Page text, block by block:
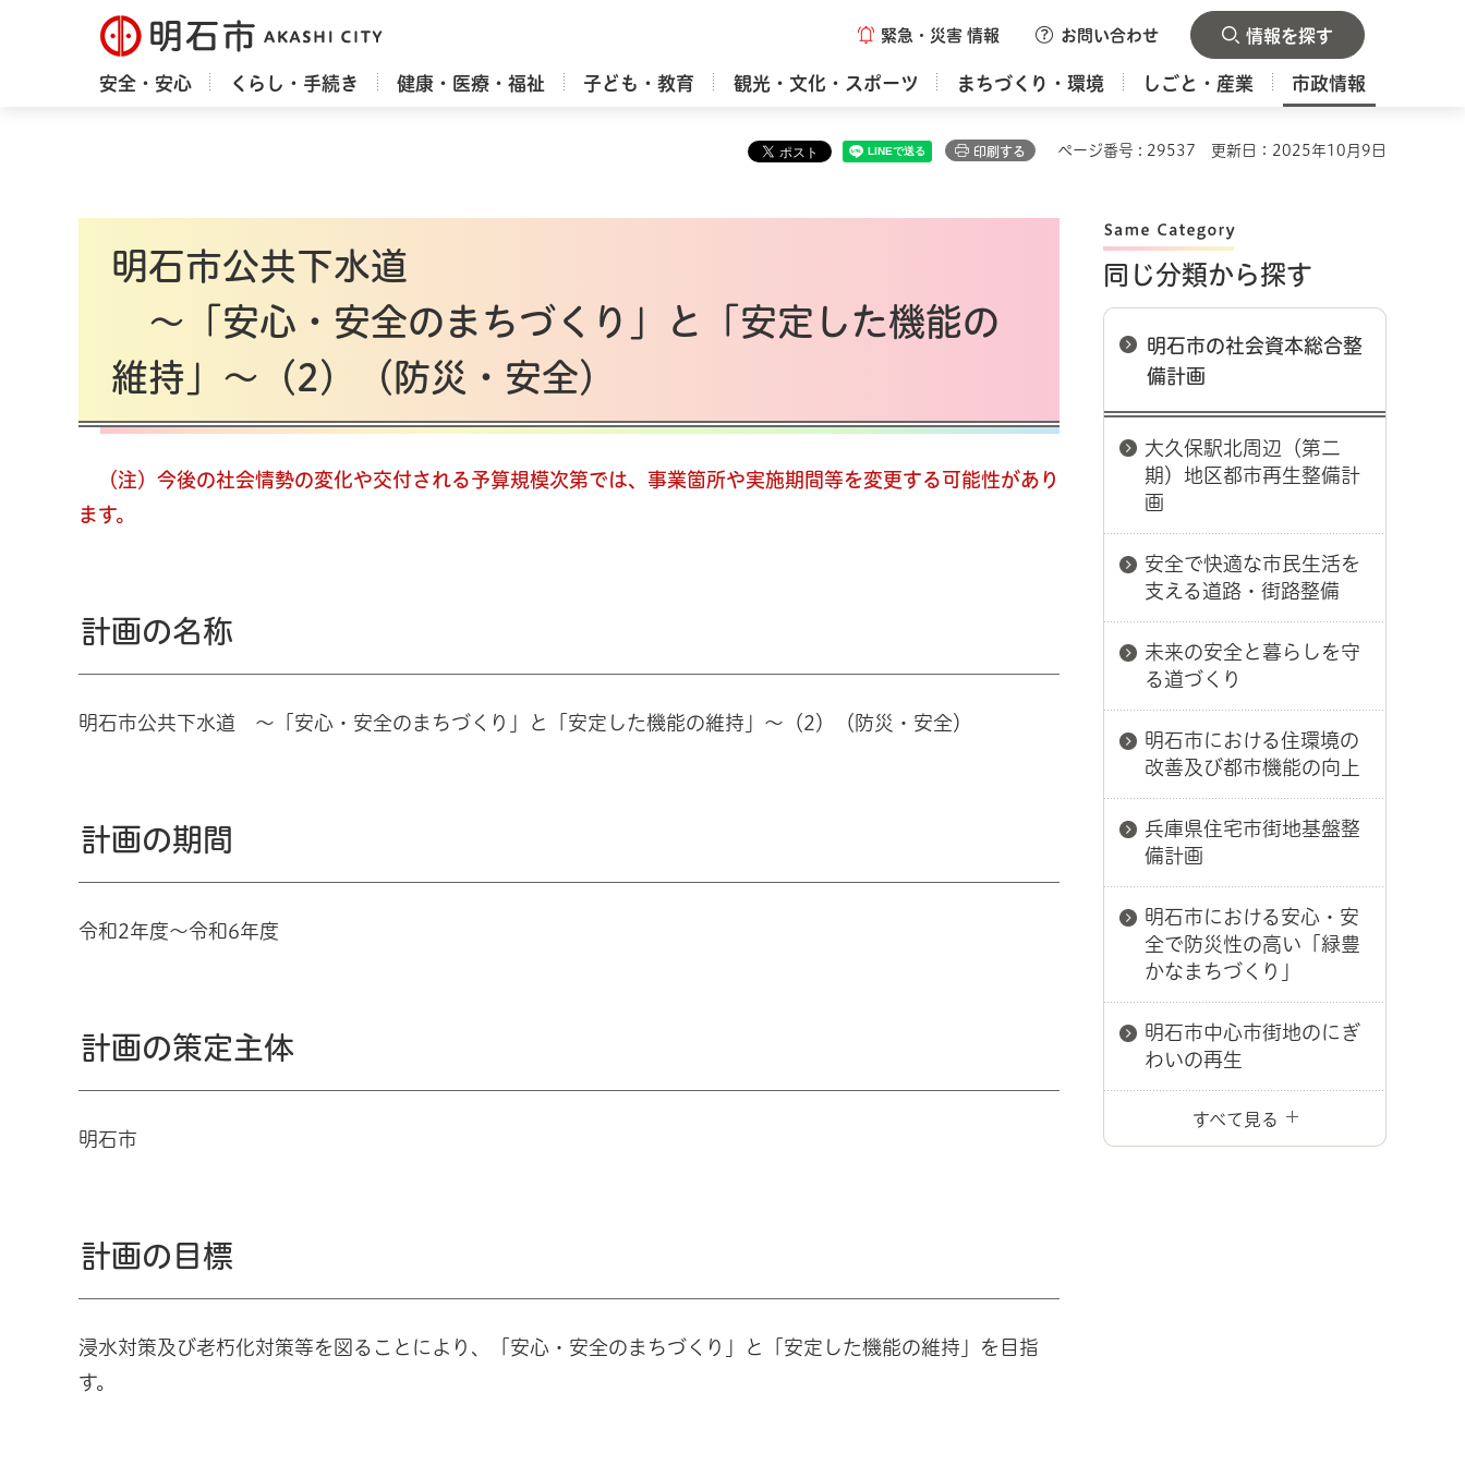
明石市 緊急・災害 情報 お問い合わせ 情報を探す
安全・安心 くらし・手続き 健康・医療・福祉 子ども・教育 観光・文化・スポーツ まちづくり・環境 しごと・産業 市政情報
印刷する ページ番号 : 29537 更新日：2025年10月9日
明石市公共下水道
～「安心・安全のまちづくり」と「安定した機能の
維持」～（2）（防災・安全）
（注）今後の社会情勢の変化や交付される予算規模次第では、事業箇所や実施期間等を変更する可能性があり
ます。
計画の名称
明石市公共下水道 ～「安心・安全のまちづくり」と「安定した機能の維持」～（2）（防災・安全）
計画の期間
令和2年度～令和6年度
計画の策定主体
明石市
計画の目標
浸水対策及び老朽化対策等を図ることにより、「安心・安全のまちづくり」と「安定した機能の維持」を目指
す。
同じ分類から探す
明石市の社会資本総合整
備計画
大久保駅北周辺（第二
期）地区都市再生整備計
画
安全で快適な市民生活を
支える道路・街路整備
未来の安全と暮らしを守
る道づくり
明石市における住環境の
改善及び都市機能の向上
兵庫県住宅市街地基盤整
備計画
明石市における安心・安
全で防災性の高い「緑豊
かなまちづくり」
明石市中心市街地のにぎ
わいの再生
すべて見る